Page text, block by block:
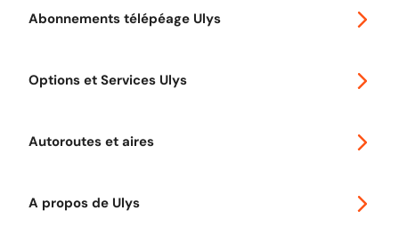
Abonnements télépéage Ulys
Options et Services Ulys
Autoroutes et aires
A propos de Ulys